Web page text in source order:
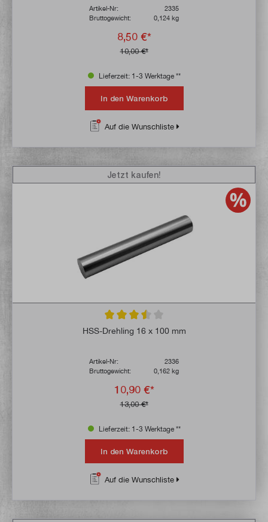
Artikel-Nr:
2335
Bruttogewicht:
0,124 kg
8,50 €*
10,00 €*
Lieferzeit: 1-3 Werktage **
In den Warenkorb
Auf die Wunschliste
Durchschnittliche Bewertung von 3.5 von
HSS-Drehling 16 x 100 mm
Artikel-Nr:
2336
Bruttogewicht:
0,162 kg
10,90 €*
13,00 €*
Jetzt kaufen!
Lieferzeit: 1-3 Werktage **
In den Warenkorb
Auf die Wunschliste